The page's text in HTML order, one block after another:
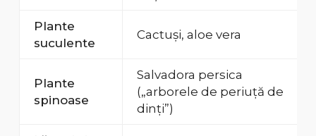
Plante
suculente
Cactuși, aloe vera
Plante
spinoase
Salvadora persica
(„arborele de periuță de
dinți”)